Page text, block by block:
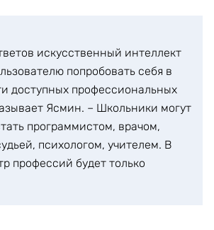
искусственный интеллект
попробовать себя в
доступных профессиональных
Ясмин. – Школьники могут
программистом, врачом,
психологом, учителем. В
профессий будет только